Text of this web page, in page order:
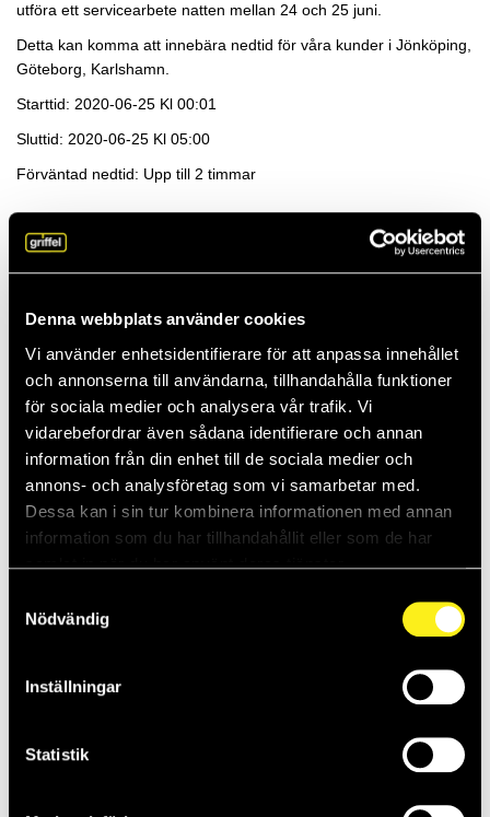
Denna webbplats använder cookies
Vi använder enhetsidentifierare för att anpassa innehållet
och annonserna till användarna, tillhandahålla funktioner
för sociala medier och analysera vår trafik. Vi
vidarebefordrar även sådana identifierare och annan
information från din enhet till de sociala medier och
annons- och analysföretag som vi samarbetar med.
Dessa kan i sin tur kombinera informationen med annan
information som du har tillhandahållit eller som de har
samlat in när du har använt deras tjänster.
Nödvändig
Inställningar
Statistik
utföra ett servicearbete natten mellan 24 och 25 juni.
Detta kan komma att innebära nedtid för våra kunder i Jönköping,
Göteborg, Karlshamn.
Starttid: 2020-06-25 Kl 00:01
Sluttid: 2020-06-25 Kl 05:00
Förväntad nedtid: Upp till 2 timmar
Arkiv
2025
2024
2023